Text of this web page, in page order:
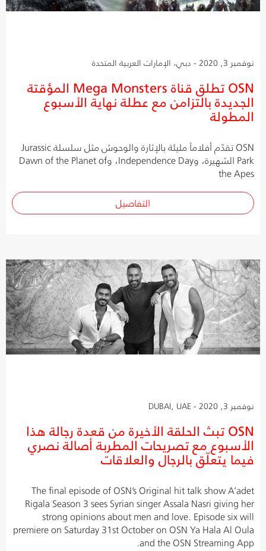
نوفمبر 3, 2020 - دبي، الإمارات العربية المتحدة
OSN تطلق قناة Mega Monsters المؤقتة
الجديدة بالتزامن مع عطلة نهاية الأسبوع
المطولة
OSN تقدّم أفلاماً مليئة بالإثارة والوحوش مثل سلسلة Jurassic
Park الشهيرة، وIndependence Day، وDawn of the Planet of
the Apes
التفاصيل
نوفمبر 3, 2020 - DUBAI, UAE
OSN تبث الحلقة الأخيرة من قعدة رجالة هذا
الأسبوع مع تصريحات المطربة أصالة نصري
فيما يتعلّق بالرجال والعلاقات
The final episode of OSN’s Original hit talk show A’adet
Rigala Season 3 sees Syrian singer Assala Nasri giving her
strong opinions about men and love. Episode six will
premiere on Saturday 31st October on OSN Ya Hala Al Oula
and the OSN Streaming App.